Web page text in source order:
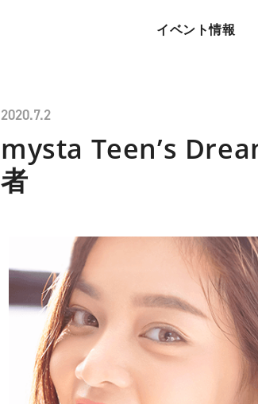
イベント情報
2020.7.2
mysta Teen’s
者